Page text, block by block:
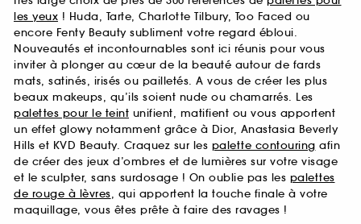
les yeux ! Huda, Tarte, Charlotte Tilbury, Too Faced ou
encore Fenty Beauty subliment votre regard ébloui.
Nouveautés et incontournables sont ici réunis pour vous
inviter à plonger au cœur de la beauté autour de fards
mats, satinés, irisés ou pailletés. A vous de créer les plus
beaux makeups, qu’ils soient nude ou chamarrés. Les
palettes pour le teint unifient, matifient ou vous apportent
un effet glowy notamment grâce à Dior, Anastasia Beverly
Hills et KVD Beauty. Craquez sur les palette contouring afin
de créer des jeux d’ombres et de lumières sur votre visage
et le sculpter, sans surdosage ! On oublie pas les palettes
de rouge à lèvres, qui apportent la touche finale à votre
maquillage, vous êtes prête à faire des ravages !